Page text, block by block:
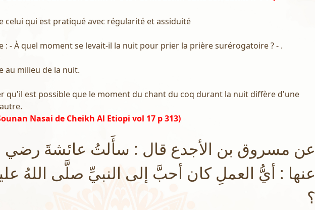
celui qui est pratiqué avec régularité et assiduité
: - À quel moment se levait-il la nuit pour prier la prière surérogatoire ? - .
au milieu de la nuit.
qu'il est possible que le moment du chant du coq durant la nuit diffère d'une
Nasai de Cheikh Al Etiopi vol 17 p 313)
عن مسروق بن الأجدع قال : سأَلتُ عائشةَ رضي
عنها : أيُّ العملِ كان أحبَّ إلى النبيِّ صلَّى اللهُ
؟